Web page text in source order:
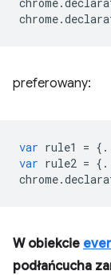
chrome.
preferowany:
var rule1 =
var rule2 =
chrome.
W obiekcie
podłańcucha